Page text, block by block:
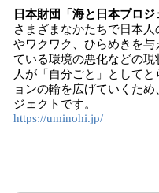
日本財団「海と日本プロジ
さまざまなかたちで日本
やワクワク、ひらめきを
ている環境の悪化などの
人が「自分ごと」として
ョンの輪を広げていくた
ジェクトです。
https://uminohi.jp/